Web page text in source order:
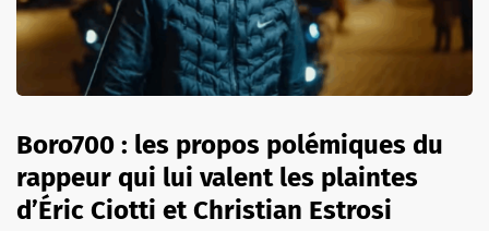
Boro700 : les propos polémiques du
rappeur qui lui valent les plaintes
d’Éric Ciotti et Christian Estrosi